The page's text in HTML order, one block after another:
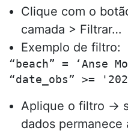
Clique com o
camada > Filtrar…
Exemplo de filtro:
“beach” = ‘Anse
“date_obs” >=
Aplique o filtro →
dados permanece